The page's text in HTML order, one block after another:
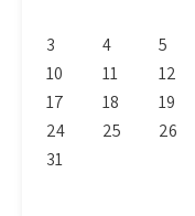
3
4 5
10
11 12
17
18 19
24
25 26
31